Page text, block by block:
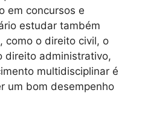
em concursos e
estudar também
como o direito civil, o
direito administrativo,
multidisciplinar é
um bom desempenho